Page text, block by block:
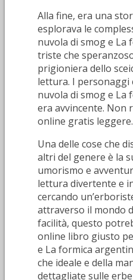
Alla fine, era una
esplorava le
nuvola di smog e La
triste che
prigioniera dello
lettura. I personaggi
nuvola di smog e
era avvincente. Non
online gratis leggere.
Una delle cose che
altri del genere è la
umorismo e
lettura divertente e
cercando
attraverso il mondo
facilità, questo
online libro giusto
e La formica
che ideale e della
dettagliate sulle